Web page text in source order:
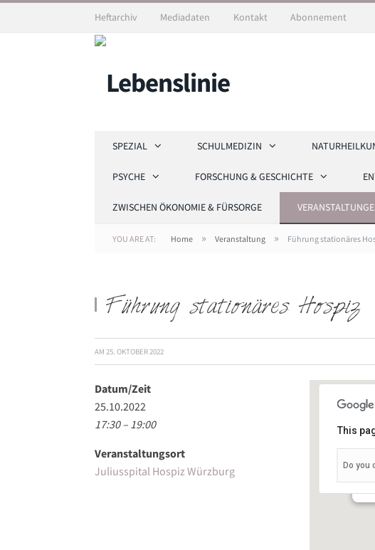
Heftarchiv Mediadaten Kontakt Abonnement
SPEZIAL SCHULMEDIZIN
PSYCHE FORSCHUNG & GESCHICHTE
ZWISCHEN ÖKONOMIE & FÜRSORGE
YOU ARE AT: Home » Veranstaltung » Führung stationäres
Führung stationäres Hospiz
AM 25. OKTOBER 2022
This
Do you
Datum/Zeit
25.10.2022
17:30 – 19:00
Veranstaltungsort
Juliusspital Hospiz Würzburg